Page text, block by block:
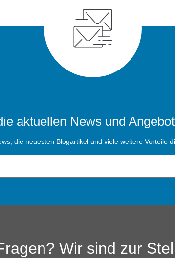
aktuellen News und
die neuesten Blogartikel und viele weitere Vorteile
Wir sind zur